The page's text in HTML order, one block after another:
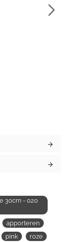
30cm - 020
apporteren
pink roze